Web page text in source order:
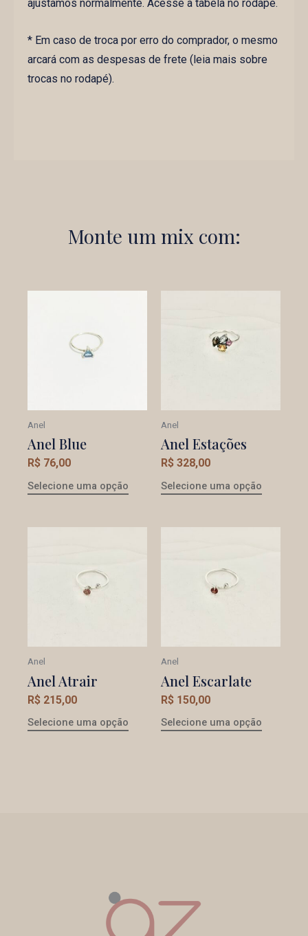
ajustamos normalmente. Acesse a tabela no rodapé.
* Em caso de troca por erro do comprador, o mesmo
arcará com as despesas de frete (leia mais sobre
trocas no rodapé).
Monte um mix com:
Anel
Anel Blue
R$ 76,00
Selecione uma opção
Anel
Anel Estações
R$ 328,00
Selecione uma opção
Anel
Anel Atrair
R$ 215,00
Selecione uma opção
Anel
Anel Escarlate
R$ 150,00
Selecione uma opção